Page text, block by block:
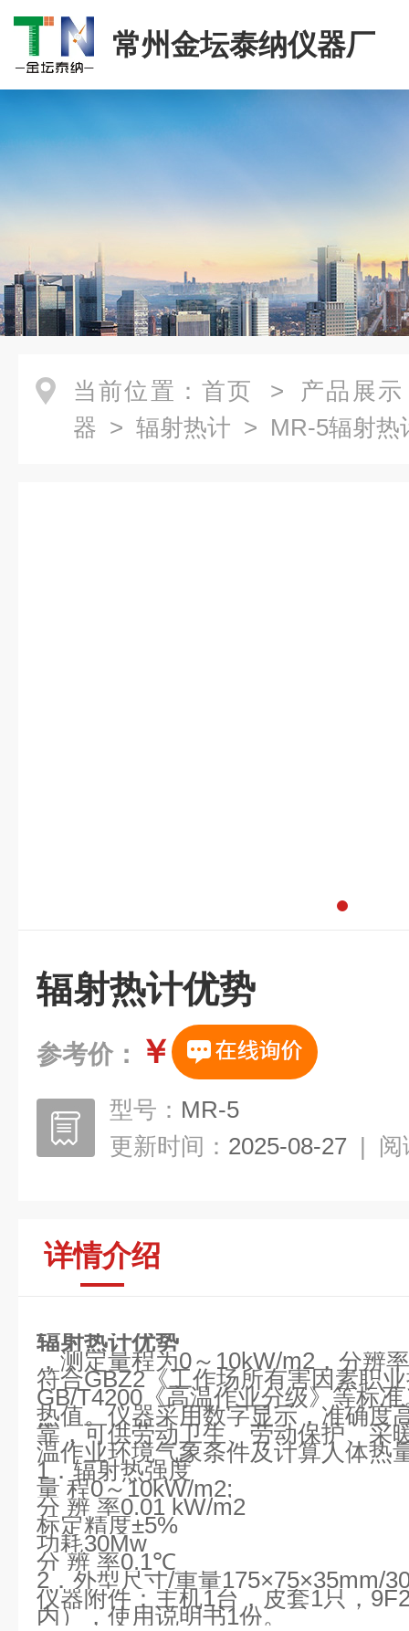
常州金坛泰纳仪器厂
当前位置： 首页 > 产品展示
器 > 辐射热计 > MR-5辐射热
辐射热计优势
参考价： ￥
型号： MR-5
更新时间： 2025-08-27 | 阅
详情介绍
辐射热计优势
，测定量程为0～ 10kW/m2 ，分辨
符合GBZ2《工作场所有害因素职
GB/T4200《高温作业分级》等标
热值。仪器采用数字显示，准确度
靠，可供劳动卫生、劳动保护、采
温作业环境气象条件及计算人体热
1．辐射热强度
量 程0～10kW/m2;
分 辨 率0.01 kW/m2
标定精度±5%
功耗30Mw
分 辨 率0.1℃
2．外型尺寸/重量175×75×35mm/
仪器附件：主机1台，皮套1只，
内），使用说明书1份。